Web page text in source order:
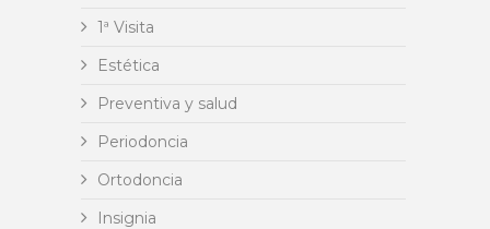
1ª Visita
Estética
Preventiva y salud
Periodoncia
Ortodoncia
Insignia